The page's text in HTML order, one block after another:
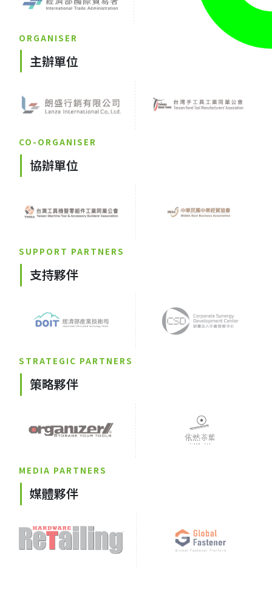
ORGANISER
主辦單位
CO-ORGANISER
協辦單位
SUPPORT PARTNERS
支持夥伴
STRATEGIC PARTNERS
策略夥伴
MEDIA PARTNERS
媒體夥伴